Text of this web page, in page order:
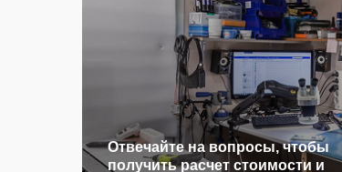
Отвечайте на вопросы, чтобы
получить расчет стоимости и